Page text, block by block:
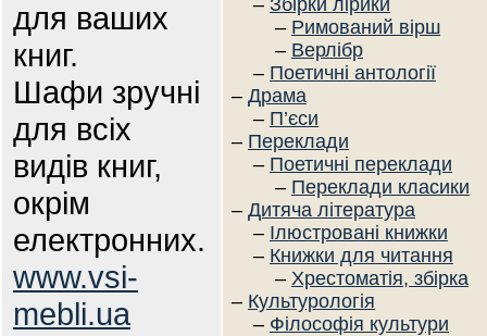
для ваших
книг.
Шафи зручні
для всіх
видів книг,
окрім
електронних.
www.vsi-
mebli.ua
– Збірки лірики
– Римований вірш
– Верлібр
– Поетичні антології
– Драма
– П’єси
– Переклади
– Поетичні переклади
– Переклади класики
– Дитяча література
– Ілюстровані книжки
– Книжки для читання
– Хрестоматія, збірка
– Культурологія
– Філософія культури